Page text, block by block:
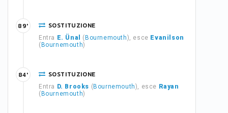
SOSTITUZIONE
Entra E. Ünal ( Bournemouth), esce Evanilson
( Bournemouth)
89'
SOSTITUZIONE
Entra D. Brooks ( Bournemouth), esce Rayan
( Bournemouth)
84'